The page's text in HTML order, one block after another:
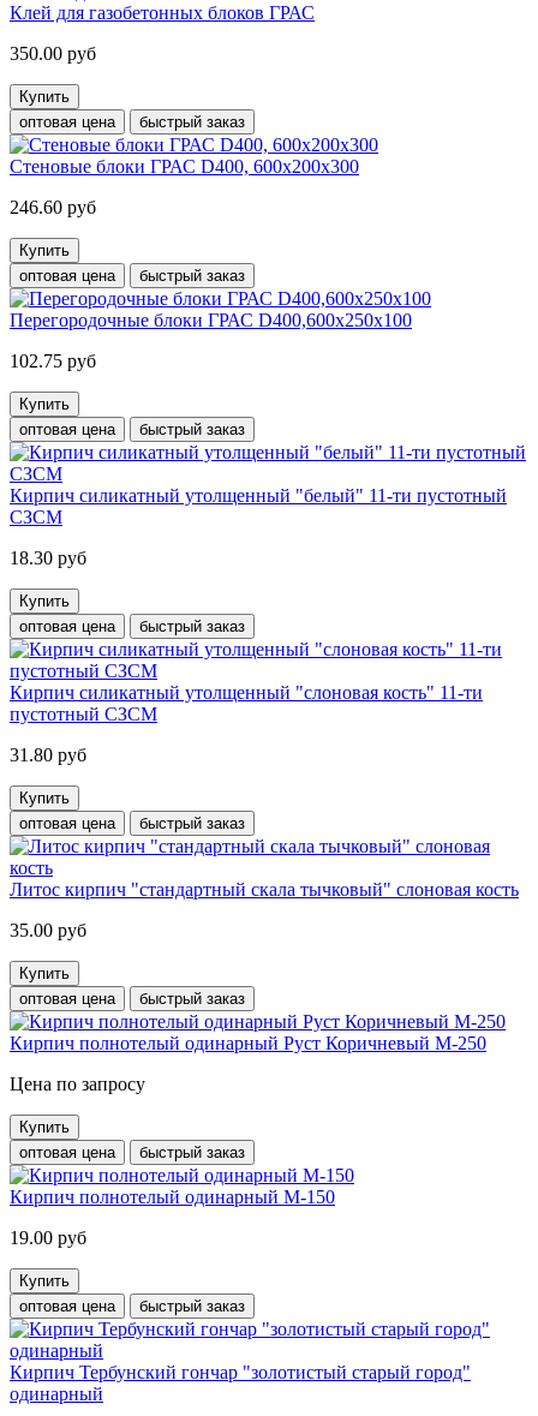
Клей для газобетонных блоков ГРАС
350.00 руб
Купить
оптовая цена
быстрый заказ
Стеновые блоки ГРАС D400, 600x200x300
246.60 руб
Купить
оптовая цена
быстрый заказ
Перегородочные блоки ГРАС D400,600x250x100
102.75 руб
Купить
оптовая цена
быстрый заказ
Кирпич силикатный утолщенный "белый" 11-ти пустотный
СЗСМ
18.30 руб
Купить
оптовая цена
быстрый заказ
Кирпич силикатный утолщенный "слоновая кость" 11-ти
пустотный СЗСМ
31.80 руб
Купить
оптовая цена
быстрый заказ
Литос кирпич "стандартный скала тычковый" слоновая кость
35.00 руб
Купить
оптовая цена
быстрый заказ
Кирпич полнотелый одинарный Руст Коричневый М-250
Цена по запросу
Купить
оптовая цена
быстрый заказ
Кирпич полнотелый одинарный М-150
19.00 руб
Купить
оптовая цена
быстрый заказ
Кирпич Тербунский гончар "золотистый старый город"
одинарный